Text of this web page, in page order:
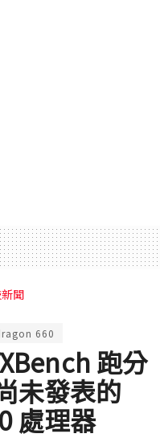
聞
660
跑分
未發表的
處理器